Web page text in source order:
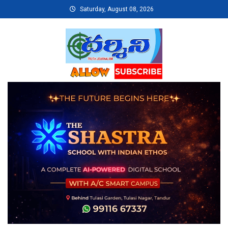
to
Saturday, August 08, 2026